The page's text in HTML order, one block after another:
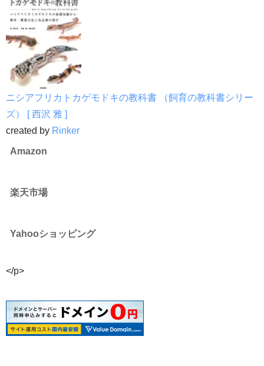
ニシアフリカトカゲモドキの教科書 （飼育の教科書シリー
ズ） [ 西沢 雅 ]
created by Rinker
Amazon
楽天市場
Yahooショッピング
</p>